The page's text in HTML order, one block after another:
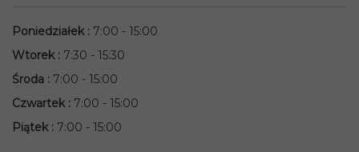
Poniedziałek : 7:00 - 15:00
Wtorek : 7:30 - 15:30
Środa : 7:00 - 15:00
Czwartek : 7:00 - 15:00
Piątek : 7:00 - 15:00